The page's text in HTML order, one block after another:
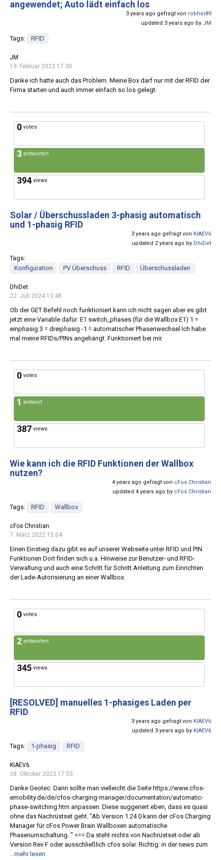
angewendet; Auto lädt einfach los
3 years ago gefragt von robhei89
updated 3 years ago by JM
Tags: RFID
JM
19. Februar 2023 17:30
Danke ich hatte auch das Problem. Meine Box darf nur mit der RFID der
Firma starten und auch immer einfach so los gelegt.
0 votes
3 antworten
394 views
Solar / Überschussladen 3-phasig automatisch
und 1-phasig RFID
3 years ago gefragt von KIAEV6
updated 2 years ago by DhiDet
Tags:
Konfiguration
PV Überschuss RFID Überschussladen
DhiDet
22. Juli 2024 13:48
Ob der GET Befehl noch funktioniert kann ich nicht sagen aber es gibt
jetzt eine Variable dafür: E1.switch_phases (für die Wallbox E1) 1 =
einphasig 3 = dreiphasig -1 = automatischer Phasenwechsel Ich habe
mal meine RFIDs/PINs angehängt. Funktioniert bei mir.
0 votes
1 antwort
387 views
Wie kann ich die RFID Funktionen der Wallbox
nutzen?
4 years ago gefragt von cFos Christian
updated 4 years ago by cFos Christian
Tags: RFID Wallbox
cFos Christian
7. März 2022 15:04
Einen Einstieg dazu gibt es auf unserer Webseite unter RFID und PIN
Funktionen Dort finden sich u.a. Hinweise zur Benutzer- und RFID-
Verwaltung und auch eine Schritt für Schritt Anleitung zum Einrichten
der Lade-Autorisierung an einer Wallbox.
0 votes
2 antworten
345 views
[RESOLVED] manuelles 1-phasiges Laden per
RFID
3 years ago gefragt von KIAEV6
updated 3 years ago by KIAEV6
Tags: 1-phasig RFID
KIAEV6
28. Oktober 2023 17:55
Danke Geotec. Dann sollte man vielleicht die Seite https://www.cfos-
emobility.de/de/cfos-charging-manager/documentation/automatic-
phase-switching.htm anpassen. Diese suggeriert eben, dass es quasi
ohne das Nachrüstset geht. "Ab Version 1.24.0 kann der cFos Charging
Manager für cFos Power Brain Wallboxen automatische
Phasenumschaltung. " <== Da steht nichts von Nachrüstset oder ab
Version Rev F oder ausschließlich cfos solar. Richtig: in der news zum
...mehr lesen